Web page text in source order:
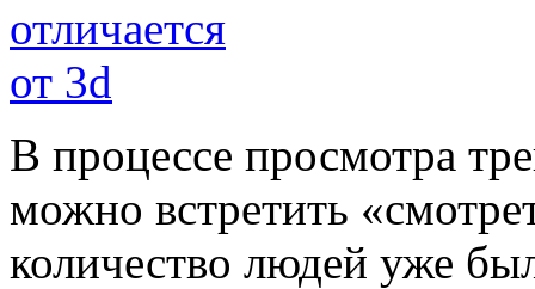
В процессе просмотра
можно встретить
количество людей уже